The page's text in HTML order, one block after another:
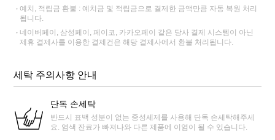
예치, 적립금 환불 : 예치금 및 적립금으로 결제한 금액만큼 자동 복원 처리
됩니다.
네이버페이, 삼성페이, 페이코, 카카오페이 같은 당사 결제 시스템이 아닌
제휴 결제사를 이용한 결제건은 해당 결제사에서 환불 처리됩니다.
세탁 주의사항 안내
단독 손세탁
반드시 표백 성분이 없는 중성세제를 사용해 단독 손세탁해주세
요. 염색 잔료가 빠져나와 다른 제품에 이염이 될 수 있습니다.